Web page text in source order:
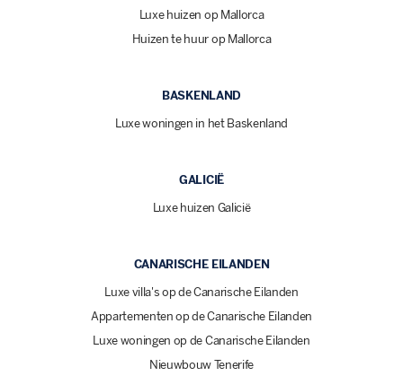
Luxe huizen op Mallorca
Huizen te huur op Mallorca
BASKENLAND
Luxe woningen in het Baskenland
GALICIË
Luxe huizen Galicië
CANARISCHE EILANDEN
Luxe villa's op de Canarische Eilanden
Appartementen op de Canarische Eilanden
Luxe woningen op de Canarische Eilanden
Nieuwbouw Tenerife